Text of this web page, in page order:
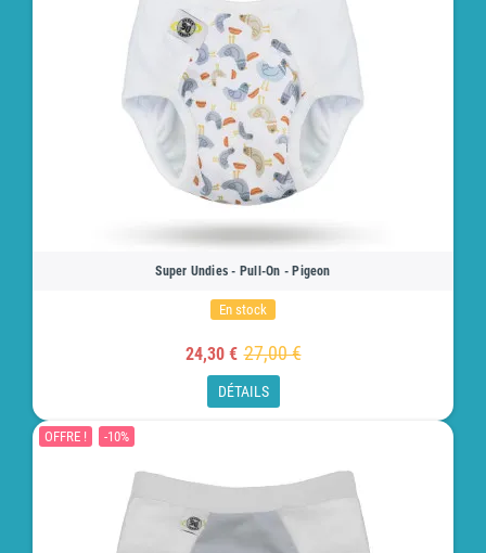
Super Undies - Pull-On - Pigeon
En stock
24,30 € 27,00 €
DÉTAILS
OFFRE ! -10%